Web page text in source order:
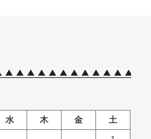
水 木 金
土